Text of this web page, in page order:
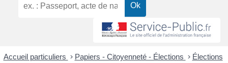
Accueil particuliers > Papiers - Citoyenneté - Élections > Élections